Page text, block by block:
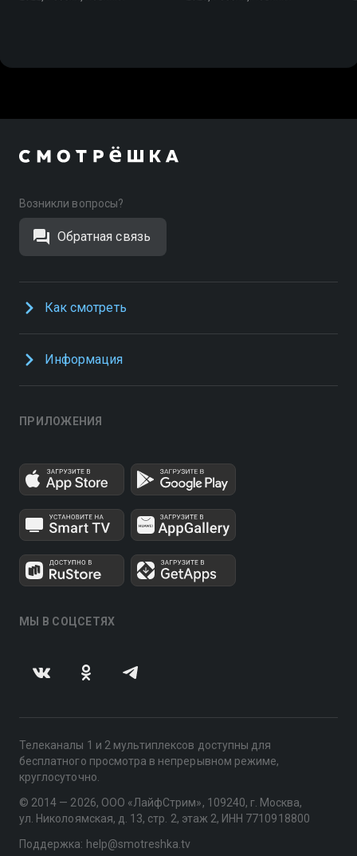
Возникли вопросы?
Обратная связь
Как смотреть
Информация
ПРИЛОЖЕНИЯ
МЫ В СОЦСЕТЯХ
Телеканалы 1 и 2 мультиплексов доступны для
бесплатного просмотра в непрерывном режиме,
круглосуточно.
© 2014 — 2026, ООО «ЛайфСтрим», 109240, г. Москва,
ул. Николоямская, д. 13, стр. 2, этаж 2, ИНН 7710918800
Поддержка: help@smotreshka.tv